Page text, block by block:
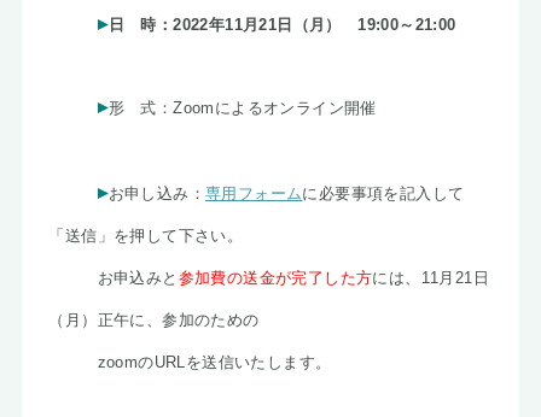
日 時：2022年11月21日（月） 19:00～21:00
形 式：Zoomによるオンライン開催
お申し込み： 専用フォームに必要事項を記入して
「送信」を押して下さい。
お申込みと 参加費の送金が完了した方には、11月21日
（月）正午に、参加のための
zoomのURLを送信いたします。